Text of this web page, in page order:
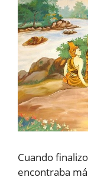
Cuando
encontraba